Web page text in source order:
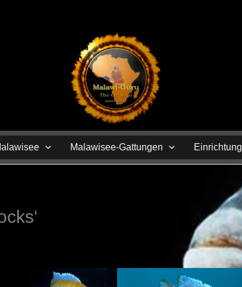
Malawisee-Gattungen Einrichtung